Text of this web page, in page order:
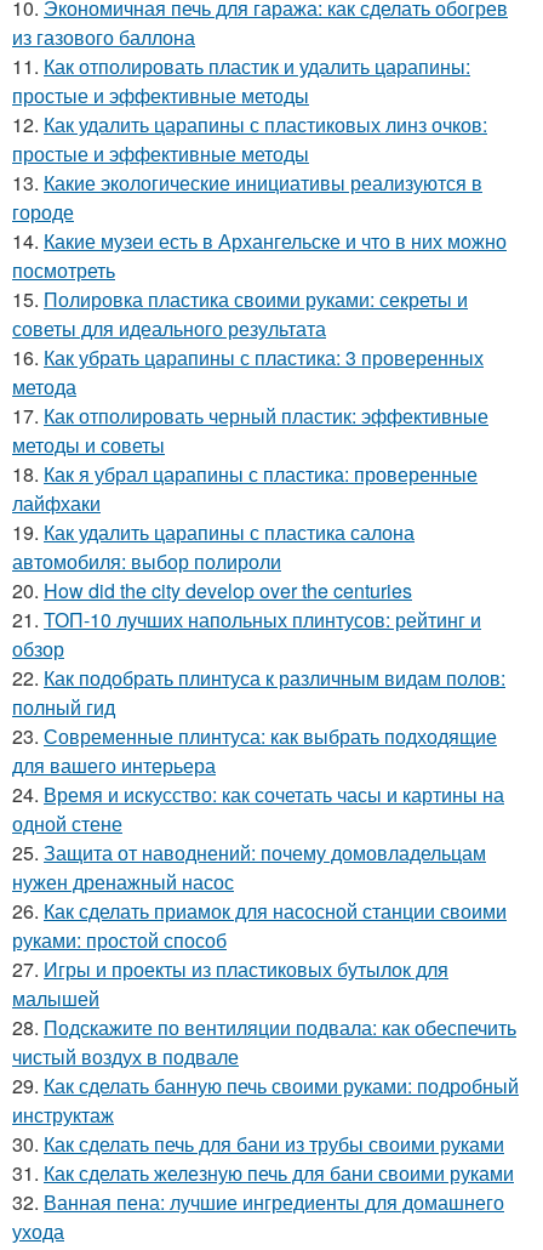
10. Экономичная печь для гаража: как сделать обогрев
из газового баллона
11. Как отполировать пластик и удалить царапины:
простые и эффективные методы
12. Как удалить царапины с пластиковых линз очков:
простые и эффективные методы
13. Какие экологические инициативы реализуются в
городе
14. Какие музеи есть в Архангельске и что в них можно
посмотреть
15. Полировка пластика своими руками: секреты и
советы для идеального результата
16. Как убрать царапины с пластика: 3 проверенных
метода
17. Как отполировать черный пластик: эффективные
методы и советы
18. Как я убрал царапины с пластика: проверенные
лайфхаки
19. Как удалить царапины с пластика салона
автомобиля: выбор полироли
20. How did the city develop over the centuries
21. ТОП-10 лучших напольных плинтусов: рейтинг и
обзор
22. Как подобрать плинтуса к различным видам полов:
полный гид
23. Современные плинтуса: как выбрать подходящие
для вашего интерьера
24. Время и искусство: как сочетать часы и картины на
одной стене
25. Защита от наводнений: почему домовладельцам
нужен дренажный насос
26. Как сделать приамок для насосной станции своими
руками: простой способ
27. Игры и проекты из пластиковых бутылок для
малышей
28. Подскажите по вентиляции подвала: как обеспечить
чистый воздух в подвале
29. Как сделать банную печь своими руками: подробный
инструктаж
30. Как сделать печь для бани из трубы своими руками
31. Как сделать железную печь для бани своими руками
32. Ванная пена: лучшие ингредиенты для домашнего
ухода